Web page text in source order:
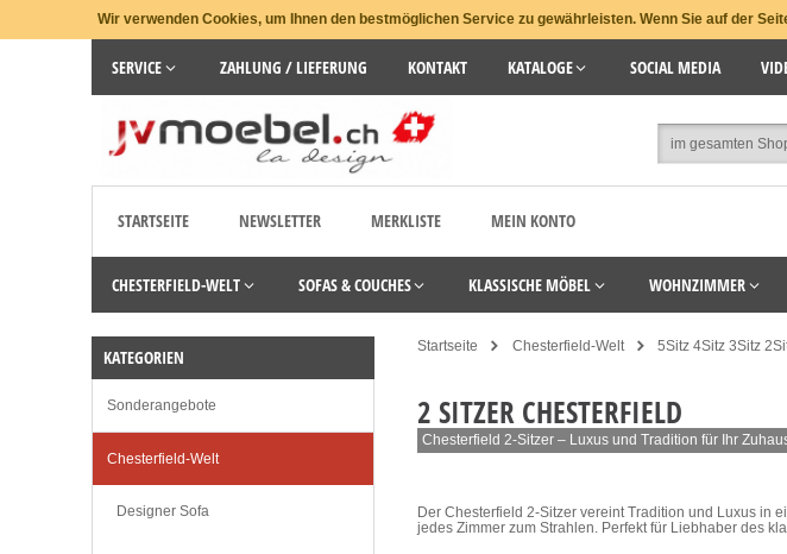
Wir verwenden Cookies, um Ihnen den bestmöglichen Service zu gewährleisten. Wenn Sie auf der
SERVICE ZAHLUNG / LIEFERUNG KONTAKT KATALOGE SOCIAL MEDIA
STARTSEITE NEWSLETTER MERKLISTE MEIN KONTO
CHESTERFIELD-WELT SOFAS & COUCHES KLASSISCHE MÖBEL WOHNZIMMER
Startseite Chesterfield-Welt 5Sitz 4Sitz 3Sitz
2 SITZER CHESTERFIELD
Chesterfield 2-Sitzer – Luxus und Tradition für Ihr
Der Chesterfield 2-Sitzer vereint Tradition und Luxus in
jedes Zimmer zum Strahlen. Perfekt für Liebhaber des
KATEGORIEN
Sonderangebote
Chesterfield-Welt
Designer Sofa